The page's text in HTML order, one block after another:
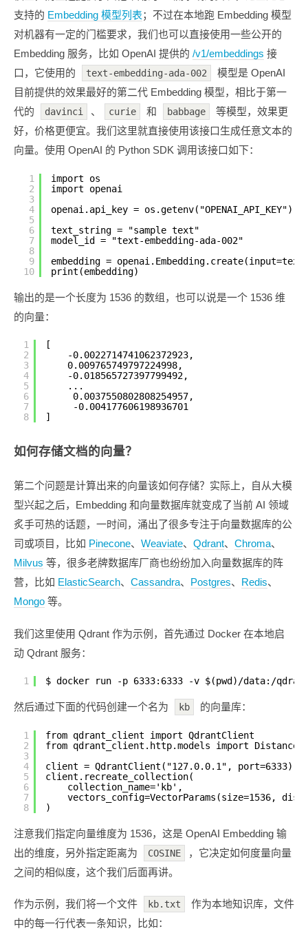
支持的 Embedding 模型列表；不过在本地跑 Embedding 模型
对机器有一定的门槛要求，我们也可以直接使用一些公开的
Embedding 服务，比如 OpenAI 提供的 /v1/embeddings 接
口，它使用的
text-embedding-ada-002
模型是 OpenAI
目前提供的效果最好的第二代 Embedding 模型，相比于第一
代的
davinci 、 curie 和 babbage
等模型，效果更
好，价格更便宜。我们这里就直接使用该接口生成任意文本的
向量。使用 OpenAI 的 Python SDK 调用该接口如下：
1
2
3
4
5
6
7
8
9
10
import os
import openai
openai.api_key = os.getenv("OPENAI_API_KEY")
text_string = "sample text"
model_id = "text-embedding-ada-002"
embedding =
print(embedding)
输出的是一个长度为 1536 的数组，也可以说是一个 1536 维
的向量：
1
2
3
4
5
6
7
8
[
-0.0022714741062372923,
0.009765749797224998,
-0.018565727397799492,
...
0.0037550802808254957,
-0.004177606198936701
]
如何存储文档的向量？
第二个问题是计算出来的向量该如何存储？实际上，自从大模
型兴起之后，Embedding 和向量数据库就变成了当前 AI 领域
炙手可热的话题，一时间，涌出了很多专注于向量数据库的公
司或项目，比如 Pinecone、 Weaviate、 Qdrant、 Chroma、
Milvus 等，很多老牌数据库厂商也纷纷加入向量数据库的阵
营，比如 ElasticSearch、 Cassandra、 Postgres、 Redis、
Mongo 等。
我们这里使用 Qdrant 作为示例，首先通过 Docker 在本地启
动 Qdrant 服务：
1 $ docker run -p 6333:6333 -v $(pwd)/data:/
然后通过下面的代码创建一个名为 kb 的向量库：
1
2
3
4
5
6
7
8
from qdrant_client import QdrantClient
from qdrant_client.http.models import Distance,
client = QdrantClient("127.0.0.1", port=6333)
client.recreate_collection(
collection_name='kb',
vectors_config=VectorParams(size=1536,
)
注意我们指定向量维度为 1536，这是 OpenAI Embedding 输
出的维度，另外指定距离为
COSINE
，它决定如何度量向量
之间的相似度，这个我们后面再讲。
作为示例，我们将一个文件 kb.txt
作为本地知识库，文件
中的每一行代表一条知识，比如：